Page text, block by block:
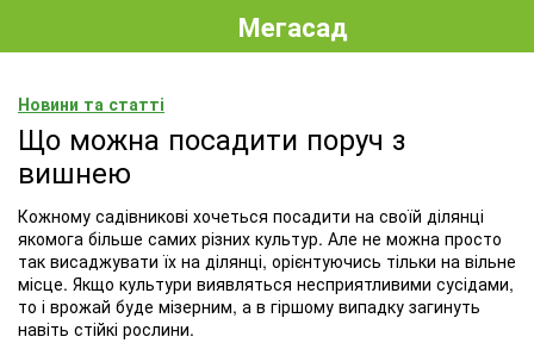
Мегасад
Новини та статті
Що можна посадити поруч з
вишнею
Кожному садівникові хочеться посадити на своїй ділянці
якомога більше самих різних культур. Але не можна просто
так висаджувати їх на ділянці, орієнтуючись тільки на вільне
місце. Якщо культури виявляться несприятливими сусідами,
то і врожай буде мізерним, а в гіршому випадку загинуть
навіть стійкі рослини.